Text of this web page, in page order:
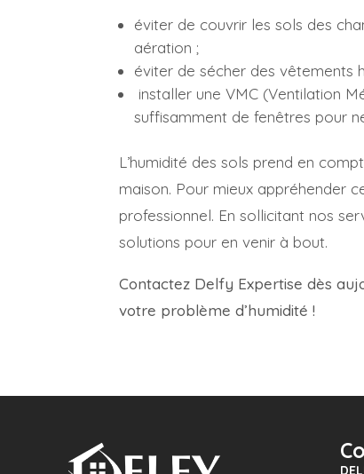
éviter de couvrir les sols des
aération ;
éviter de sécher des vêtements
installer une VMC (Ventilation
suffisamment de fenêtres pour
L’humidité des sols prend en
maison. Pour mieux appréhender
professionnel. En sollicitant nos
solutions pour en venir à bout.
Contactez Delfy Expertise dès
votre problème d’humidité !